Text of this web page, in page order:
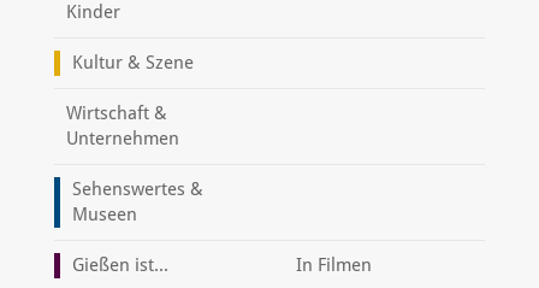
Kinder
Kultur & Szene
Wirtschaft &
Unternehmen
Sehenswertes &
Museen
Gießen ist... In Filmen